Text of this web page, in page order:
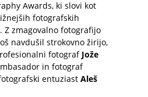
Awards, ki slovi kot
fotografskih
Z zmagovalno fotografijo
navdušil strokovno žirijo,
fotograf Jože
in fotograf
entuziast Aleš